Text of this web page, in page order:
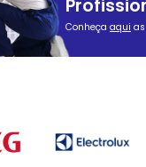
Conheça aqui